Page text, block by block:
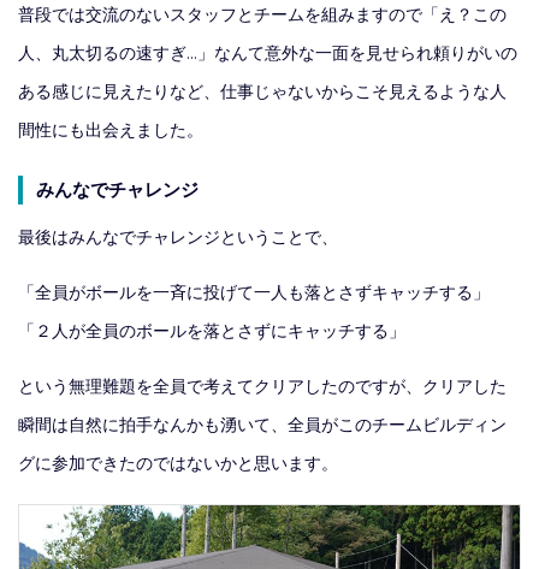
普段では交流のないスタッフとチームを組みますので「え？この
人、丸太切るの速すぎ…」なんて意外な一面を見せられ頼りがいの
ある感じに見えたりなど、仕事じゃないからこそ見えるような人
間性にも出会えました。
みんなでチャレンジ
最後はみんなでチャレンジということで、
「全員がボールを一斉に投げて一人も落とさずキャッチする」
「２人が全員のボールを落とさずにキャッチする」
という無理難題を全員で考えてクリアしたのですが、クリアした
瞬間は自然に拍手なんかも湧いて、全員がこのチームビルディン
グに参加できたのではないかと思います。